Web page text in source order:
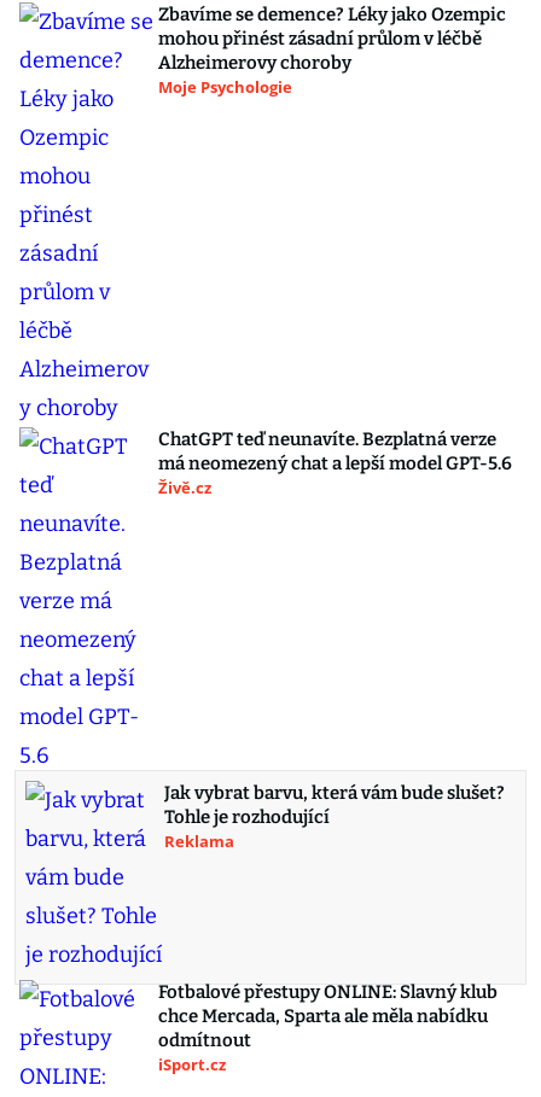
Zbavíme se demence? Léky jako Ozempic
mohou přinést zásadní průlom v léčbě
Alzheimerovy choroby
Moje Psychologie
ChatGPT teď neunavíte. Bezplatná verze
má neomezený chat a lepší model GPT-5.6
Živě.cz
Jak vybrat barvu, která vám bude slušet?
Tohle je rozhodující
Reklama
Fotbalové přestupy ONLINE: Slavný klub
chce Mercada, Sparta ale měla nabídku
odmítnout
iSport.cz